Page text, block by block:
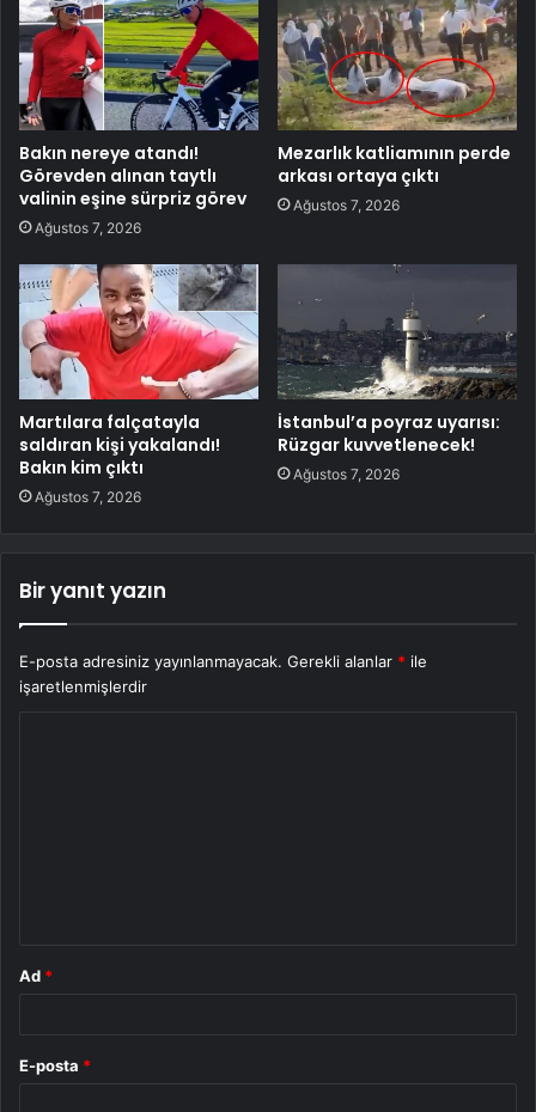
Bakın nereye atandı!
Görevden alınan taytlı
valinin eşine sürpriz görev
Ağustos 7, 2026
Mezarlık katliamının perde
arkası ortaya çıktı
Ağustos 7, 2026
Martılara falçatayla
saldıran kişi yakalandı!
Bakın kim çıktı
Ağustos 7, 2026
İstanbul’a poyraz uyarısı:
Rüzgar kuvvetlenecek!
Ağustos 7, 2026
Bir yanıt yazın
E-posta adresiniz yayınlanmayacak. Gerekli alanlar * ile
işaretlenmişlerdir
Ad *
E-posta *